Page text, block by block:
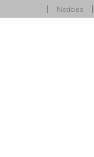
Notícies